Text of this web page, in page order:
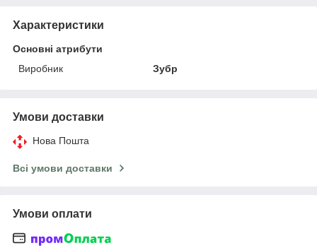
Характеристики
Основні атрибути
Виробник
Зубр
Умови доставки
Нова Пошта
Всі умови доставки
Умови оплати